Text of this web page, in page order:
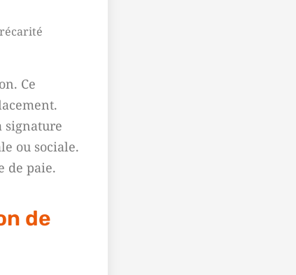
Ce
signature
ou sociale.
de paie.
de